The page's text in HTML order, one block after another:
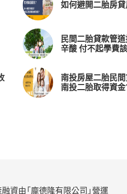
如何避開二胎房貸
民間二胎貸款管
辛酸 付不起學費
南投房屋二胎民
南投二胎取得資金
資由「龐德隆有限公司」營運